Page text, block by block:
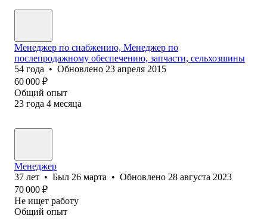
Менеджер по снабжению, Менеджер по
послепродажному обеспечению, запчасти, сельхозшины
54 года • Обновлено 23 апреля 2015
60 000 ₽
Общий опыт
23 года 4 месяца
Менеджер
37 лет • Был 26 марта • Обновлено 28 августа 2023
70 000 ₽
Не ищет работу
Общий опыт